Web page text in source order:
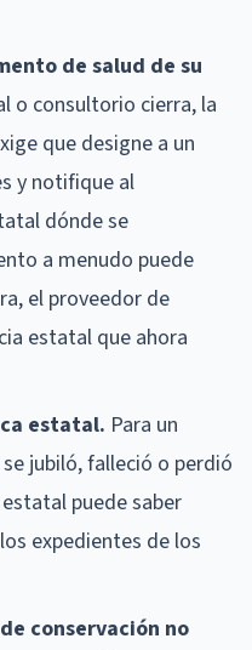
de salud de su
o consultorio cierra, la
que designe a un
y notifique al
dónde se
a menudo puede
el proveedor de
estatal que ahora
estatal. Para un
jubiló, falleció o perdió
puede saber
expedientes de los
conservación no